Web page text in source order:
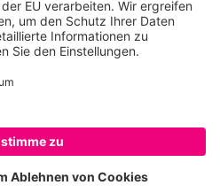
gem. §5 I 9 KStg. unter der